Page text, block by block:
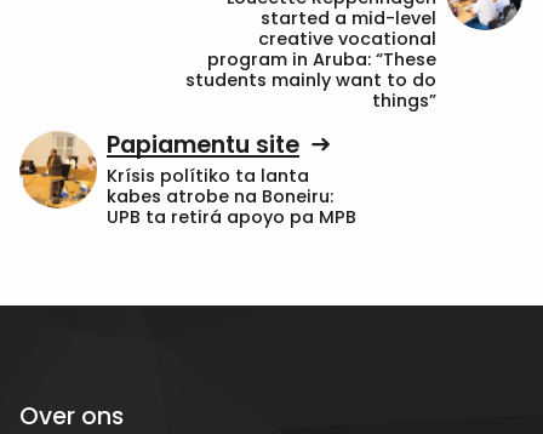
started a mid-level
creative vocational
program in Aruba: “These
students mainly want to do
things”
Papiamentu site
Krísis polítiko ta lanta
kabes atrobe na Boneiru:
UPB ta retirá apoyo pa MPB
Over ons